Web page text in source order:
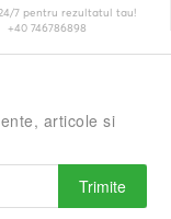
7 pentru rezultatul tau!
+40 746786898
articole si
Trimite